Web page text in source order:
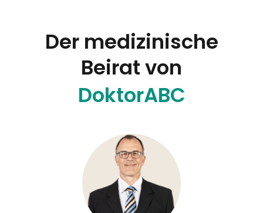
Der medizinische
Beirat von
DoktorABC